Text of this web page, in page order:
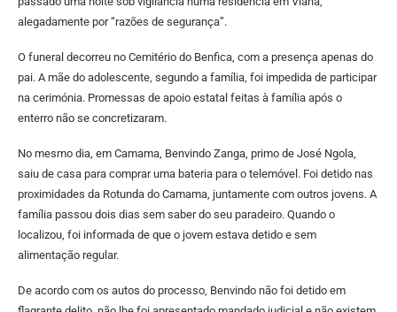
alegadamente por “razões de segurança”.
O funeral decorreu no Cemitério do Benfica, com a presença apenas do
pai. A mãe do adolescente, segundo a família, foi impedida de participar
na cerimónia. Promessas de apoio estatal feitas à família após o
enterro não se concretizaram.
No mesmo dia, em Camama, Benvindo Zanga, primo de José Ngola,
saiu de casa para comprar uma bateria para o telemóvel. Foi detido nas
proximidades da Rotunda do Camama, juntamente com outros jovens. A
família passou dois dias sem saber do seu paradeiro. Quando o
localizou, foi informada de que o jovem estava detido e sem
alimentação regular.
De acordo com os autos do processo, Benvindo não foi detido em